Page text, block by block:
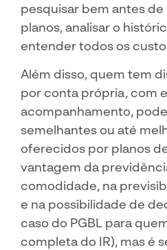
pesquisar bem antes
planos, analisar o
entender todos os
Além disso, quem tem
por conta própria, com
acompanhamento,
semelhantes ou até
oferecidos por planos
vantagem da
comodidade, na
e na possibilidade de
caso do PGBL para
completa do IR), mas é